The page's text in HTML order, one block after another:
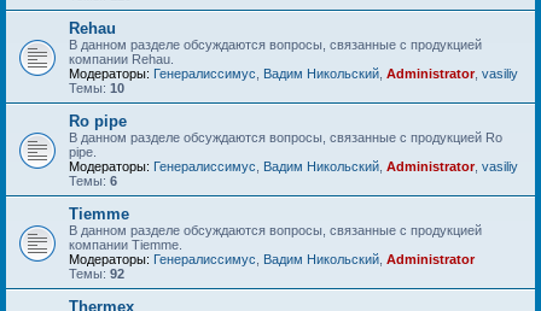
Rehau
В данном разделе обсуждаются вопросы, связанные с продукцией
компании Rehau.
Модераторы: Генералиссимус Вадим Никольский Administrator, vasiliy
Темы: 10
Ro pipe
В данном разделе обсуждаются вопросы, связанные с продукцией Ro
pipe.
Модераторы: Генералиссимус Вадим Никольский Administrator, vasiliy
Темы: 6
Tiemme
В данном разделе обсуждаются вопросы, связанные с продукцией
компании Tiemme.
Модераторы: Генералиссимус Вадим Никольский Administrator
Темы: 92
Thermex